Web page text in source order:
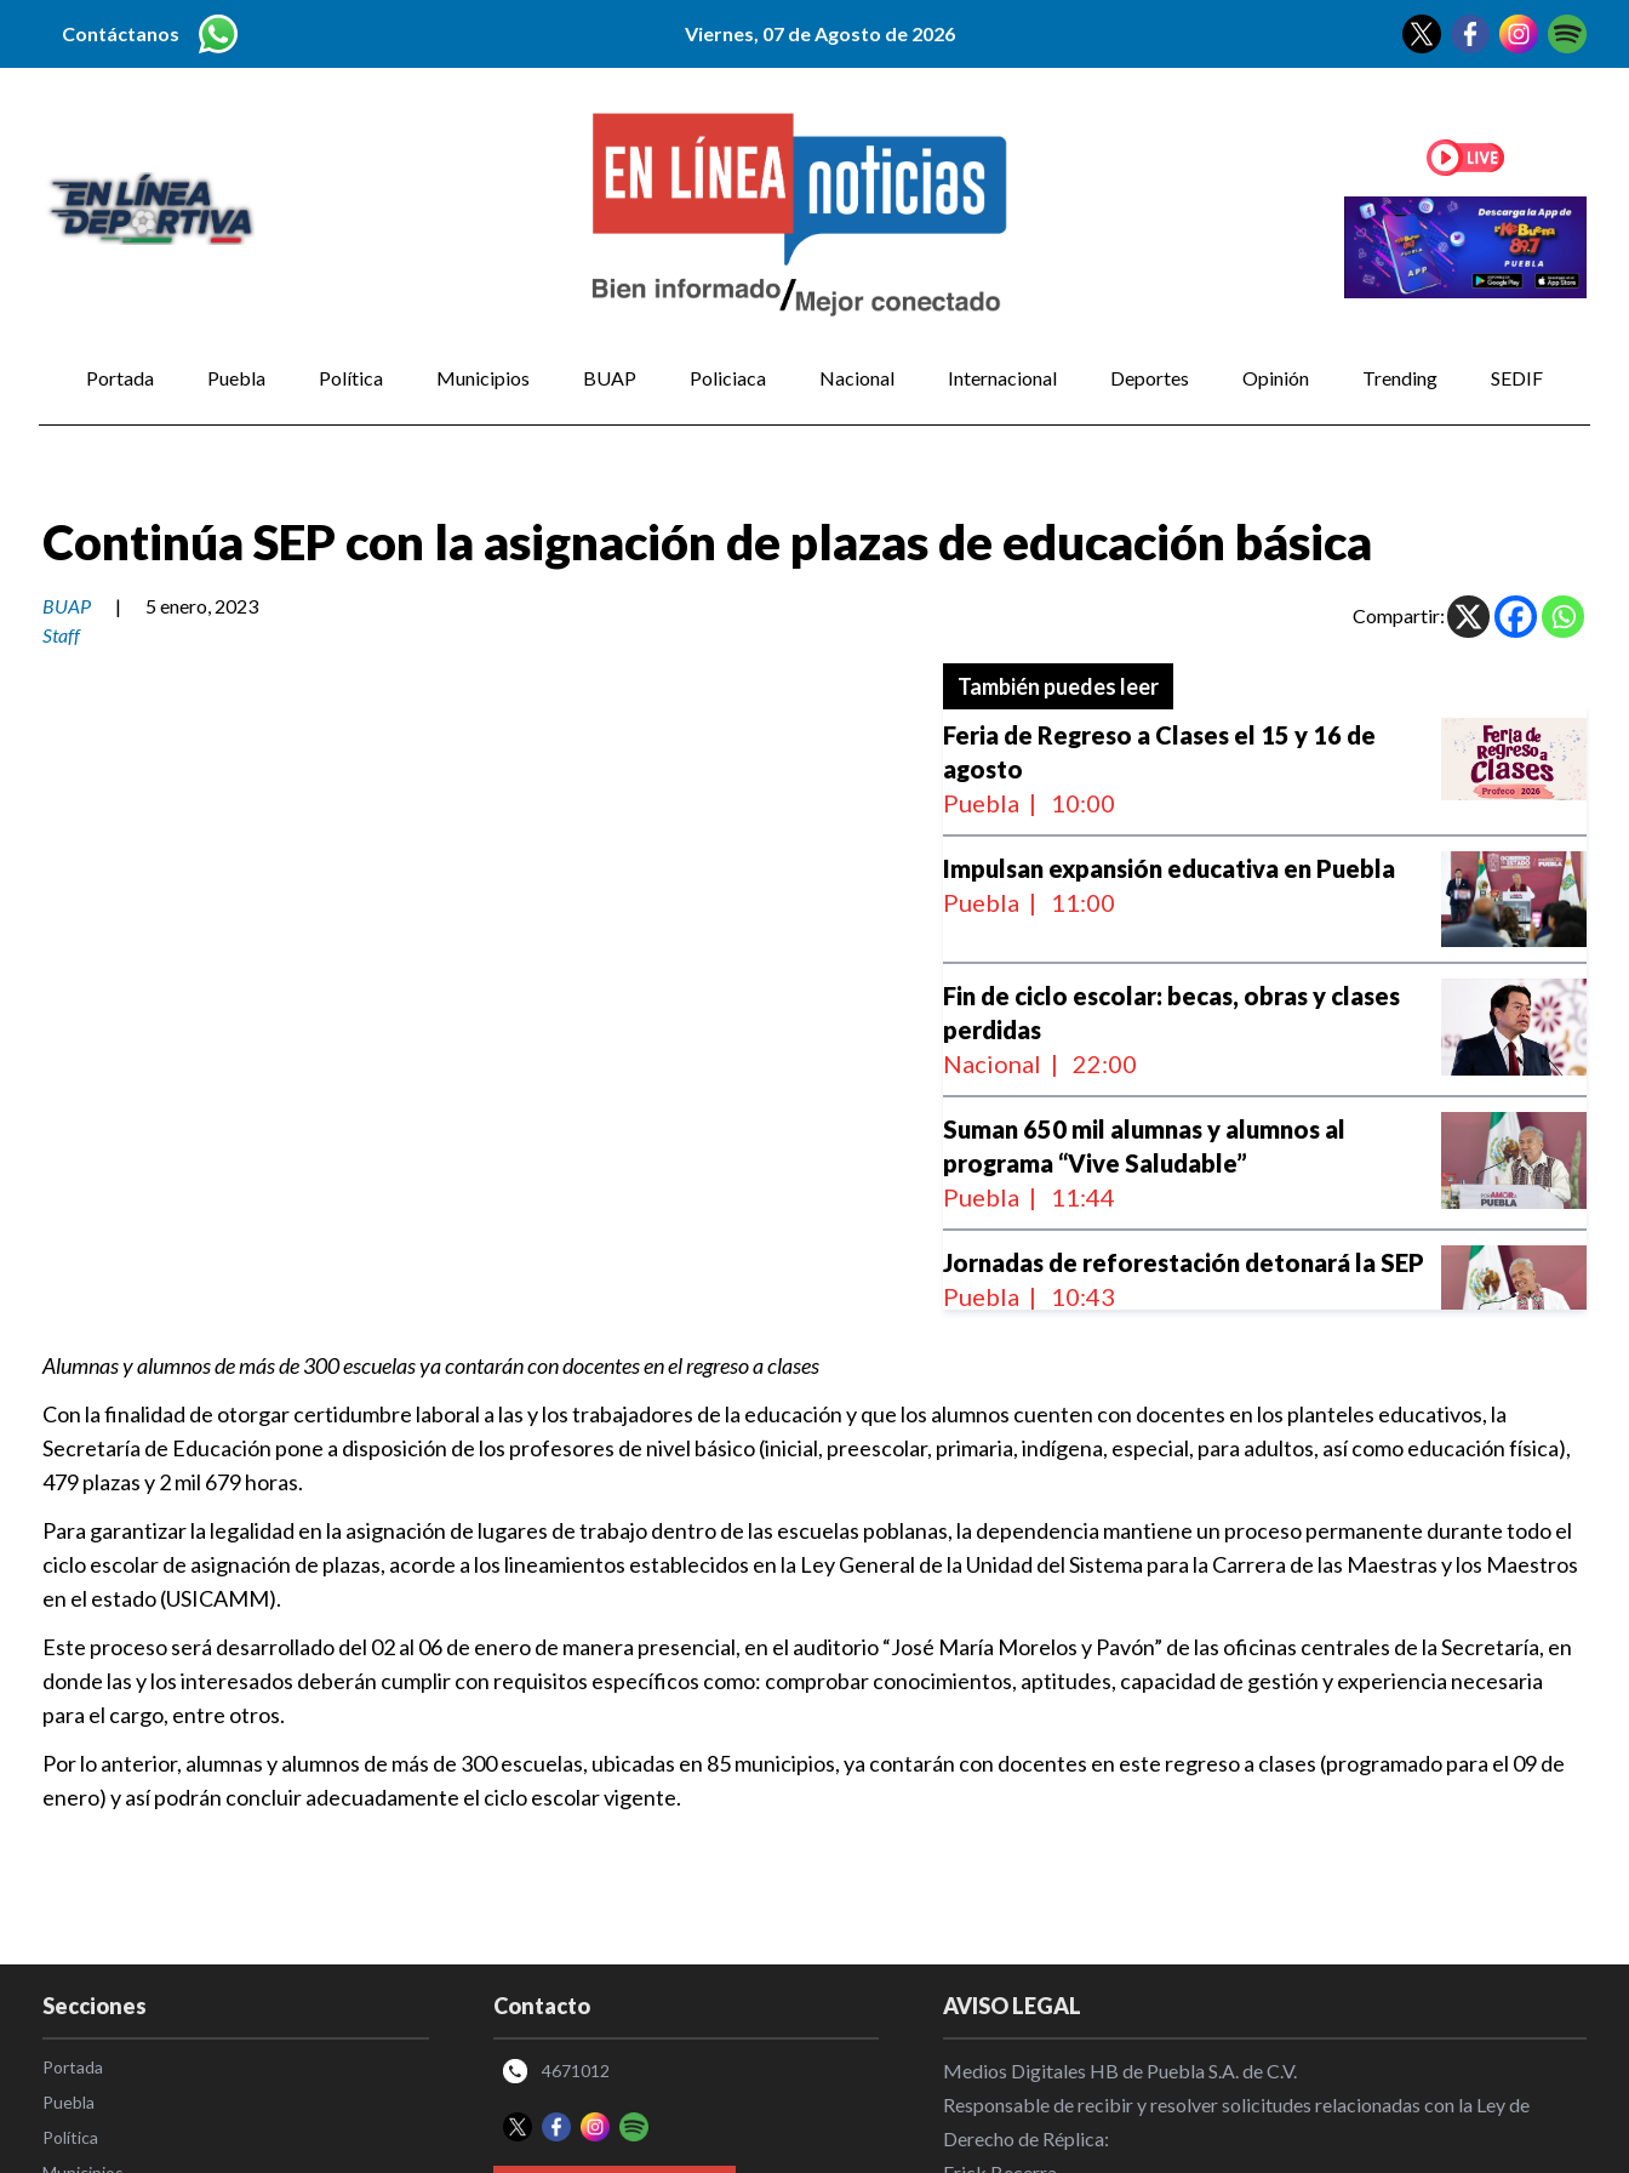
Contáctanos Viernes, 07 de Agosto de 2026
Portada Puebla Política Municipios BUAP Policiaca Nacional Internacional Deportes Opinión Trending SEDIF
Continúa SEP con la asignación de plazas de educación básica
BUAP |
5 enero, 2023
Staff
Compartir:
También puedes leer
Feria de Regreso a Clases el 15 y 16 de
agosto
Puebla | 10:00
Impulsan expansión educativa en Puebla
Puebla | 11:00
Fin de ciclo escolar: becas, obras y clases
perdidas
Nacional | 22:00
Suman 650 mil alumnas y alumnos al
programa “Vive Saludable”
Puebla | 11:44
Jornadas de reforestación detonará la SEP
Puebla | 10:43
familia en SEP
Puebla | 08:13
Se suma Puebla a la suspensión de clases
por inicio del Mundial
SEP suspende clases para este jueves por la
inauguración de la Copa Mundial de Fútbol
Puebla | 15:10
Sheinbaum pide no afectar las clases tras
sorpresivo adelanto de vacaciones por
Mundial
Nacional | 17:00
Alumnas y alumnos de más de 300 escuelas ya contarán con docentes en el regreso a clases
Con la finalidad de otorgar certidumbre laboral a las y los trabajadores de la educación y que los alumnos cuenten con docentes en los planteles educativos, la
Secretaría de Educación pone a disposición de los profesores de nivel básico (inicial, preescolar, primaria, indígena, especial, para adultos, así como educación física),
479 plazas y 2 mil 679 horas.
Para garantizar la legalidad en la asignación de lugares de trabajo dentro de las escuelas poblanas, la dependencia mantiene un proceso permanente durante todo el
ciclo escolar de asignación de plazas, acorde a los lineamientos establecidos en la Ley General de la Unidad del Sistema para la Carrera de las Maestras y los Maestros
en el estado (USICAMM).
Este proceso será desarrollado del 02 al 06 de enero de manera presencial, en el auditorio “José María Morelos y Pavón” de las oficinas centrales de la Secretaría, en
donde las y los interesados deberán cumplir con requisitos específicos como: comprobar conocimientos, aptitudes, capacidad de gestión y experiencia necesaria
para el cargo, entre otros.
Por lo anterior, alumnas y alumnos de más de 300 escuelas, ubicadas en 85 municipios, ya contarán con docentes en este regreso a clases (programado para el 09 de
enero) y así podrán concluir adecuadamente el ciclo escolar vigente.
Secciones
Portada
Puebla
Política
Contacto
4671012
AVISO LEGAL
Medios Digitales HB de Puebla S.A. de C.V.
Responsable de recibir y resolver solicitudes relacionadas con la Ley de
Derecho de Réplica: